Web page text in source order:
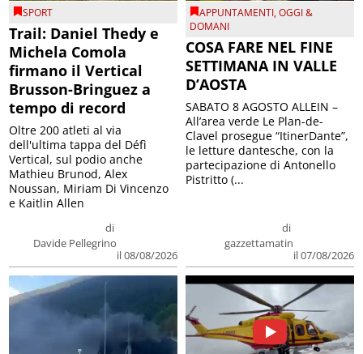
SPORT
Trail: Daniel Thedy e
Michela Comola
firmano il Vertical
Brusson-Bringuez a
tempo di record
di
Davide Pellegrino
il 08/08/2026
Oltre 200 atleti al via
dell'ultima tappa del Défì
Vertical, sul podio anche
Mathieu Brunod, Alex
Noussan, Miriam Di Vincenzo
e Kaitlin Allen
APPUNTAMENTI,OGGI &
DOMANI
COSA FARE NEL FINE
SETTIMANA IN VALLE
D’AOSTA
di
gazzettamatin
il 07/08/2026
SABATO 8 AGOSTO ALLEIN –
All’area verde Le Plan-de-
Clavel prosegue “ItinerDante”,
le letture dantesche, con la
partecipazione di Antonello
Pistritto (...